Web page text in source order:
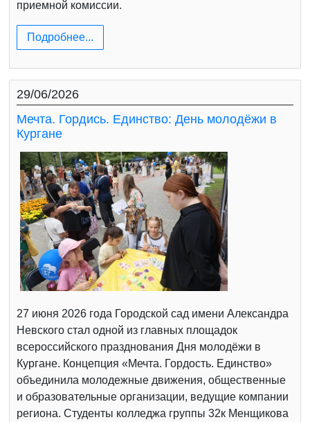
приемной комиссии.
Подробнее...
29/06/2026
Мечта. Гордись. Единство: День молодёжи в
Кургане
27 июня 2026 года Городской сад имени Александра
Невского стал одной из главных площадок
всероссийского празднования Дня молодёжи в
Кургане. Концепция «Мечта. Гордость. Единство»
объединила молодежные движения, общественные
и образовательные организации, ведущие компании
региона. Студенты колледжа группы 32к Менщикова